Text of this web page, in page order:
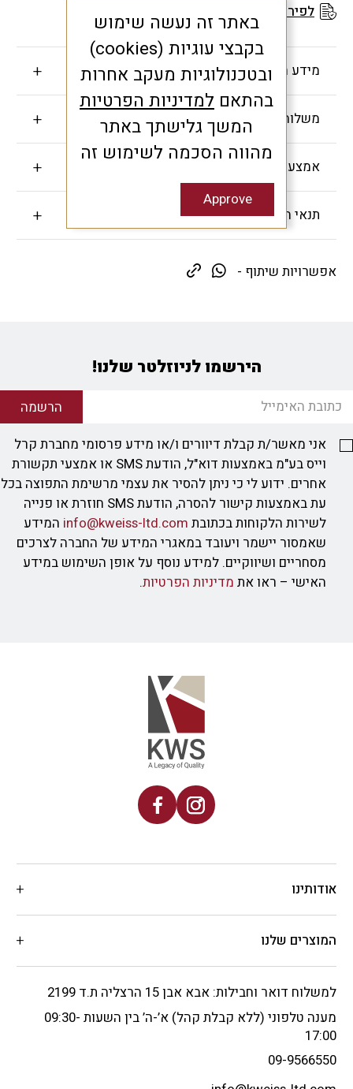
לפירוט תנאי האחריות
מידע חשוב
משלוחים והחזרות
אמצעי תשלום
תנאי האחריות
אפשרויות שיתוף -
הירשמו לניוזלטר שלנו!
הרשמה
אני מאשר/ת קבלת דיוורים ו/או מידע פרסומי מחברת קרל
וייס בע"מ באמצעות דוא"ל, הודעת SMS או אמצעי תקשורת
אחרים. ידוע לי כי ניתן להסיר את עצמי מרשימת התפוצה בכל
עת באמצעות קישור להסרה, הודעת SMS חוזרת או פנייה
לשירות הלקוחות בכתובת info@kweiss-ltd.com המידע
שאמסור יישמר ויעובד במאגרי המידע של החברה לצרכים
מסחריים ושיווקיים. למידע נוסף על אופן השימוש במידע
האישי – ראו את מדיניות הפרטיות.
אודותינו
המוצרים שלנו
למשלוח דואר וחבילות: אבא אבן 15 הרצליה ת.ד 2199
מענה טלפוני (ללא קבלת קהל) א’-ה’ בין השעות 09:30-
17:00
09-9566550
באתר זה נעשה שימוש
בקבצי עוגיות (cookies)
ובטכנולוגיות מעקב אחרות
בהתאם למדיניות הפרטיות
המשך גלישתך באתר
מהווה הסכמה לשימוש זה
Approve